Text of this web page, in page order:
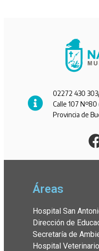
02272 430
Calle 107
Provincia de
Áreas
Hospital San
Dirección de
Secretaría de
Hospital Veterinario